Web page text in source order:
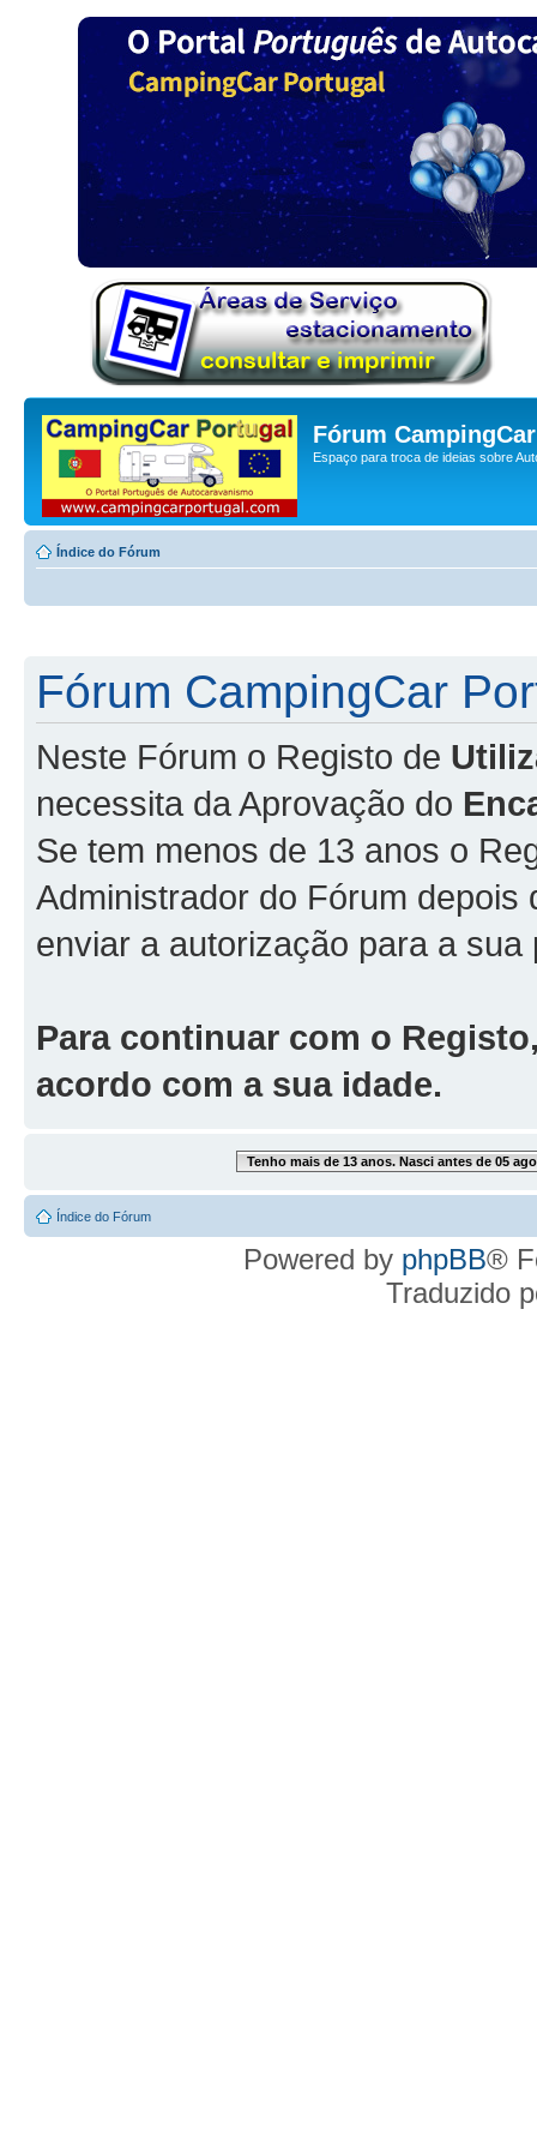
Fórum
Espaço para troca de ideias sobre
Índice do Fórum
Fórum CampingCar
Neste Fórum o Registo de
necessita da Aprovação do
Se tem menos de 13 anos o
Administrador do Fórum
enviar a autorização para a sua
Para continuar com o
acordo com a sua idade.
Tenho mais de 13 anos. Nasci antes de 05 ago
Índice do Fórum
Powered by phpBB®
Traduzido